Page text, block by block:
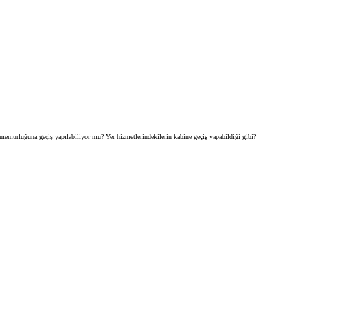
geçiş yapılabiliyor mu? Yer hizmetlerindekilerin kabine geçiş yapabildiği gibi?